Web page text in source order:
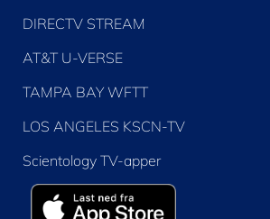
DIRECTV STREAM
AT&T U-VERSE
TAMPA BAY WFTT
LOS ANGELES KSCN-TV
Scientology TV-apper